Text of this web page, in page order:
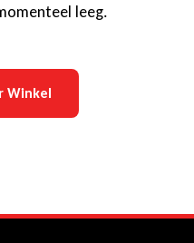
leeg.
Winkel